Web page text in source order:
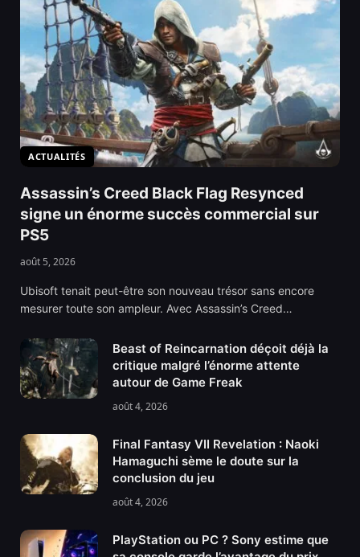
ACTUALITÉS
Assassin’s Creed Black Flag Resynced
signe un énorme succès commercial sur
PS5
août 5, 2026
Ubisoft tenait peut-être son nouveau trésor sans encore
mesurer toute son ampleur. Avec Assassin’s Creed…
Beast of Reincarnation déçoit déjà la
critique malgré l’énorme attente
autour de Game Freak
août 4, 2026
Final Fantasy VII Revelation : Naoki
Hamaguchi sème le doute sur la
conclusion du jeu
août 4, 2026
PlayStation ou PC ? Sony estime que